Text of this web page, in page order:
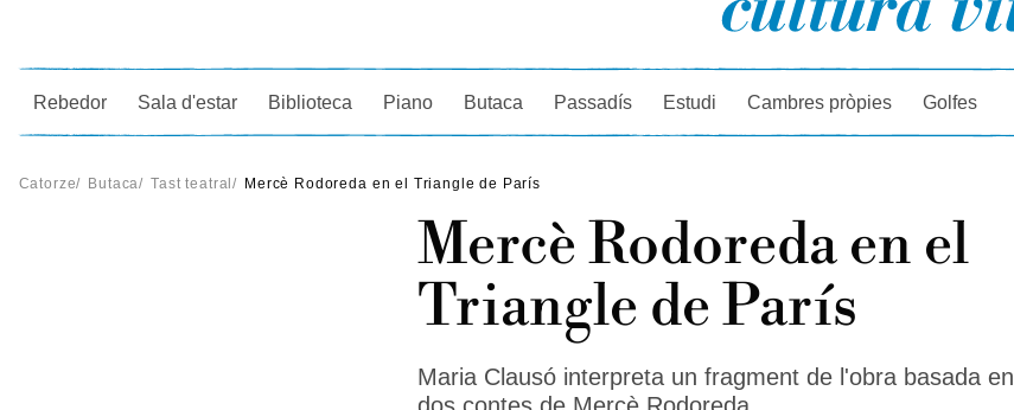
Cercador
Rebedor Sala d'estar Biblioteca Piano Butaca Passadís Estudi Cambres pròpies Golfes
Catorze/ Butaca/ Tast teatral/ Mercè Rodoreda en el Triangle de París
Mercè Rodoreda en el
Triangle de París
Maria Clausó interpreta un fragment de l'obra basada en